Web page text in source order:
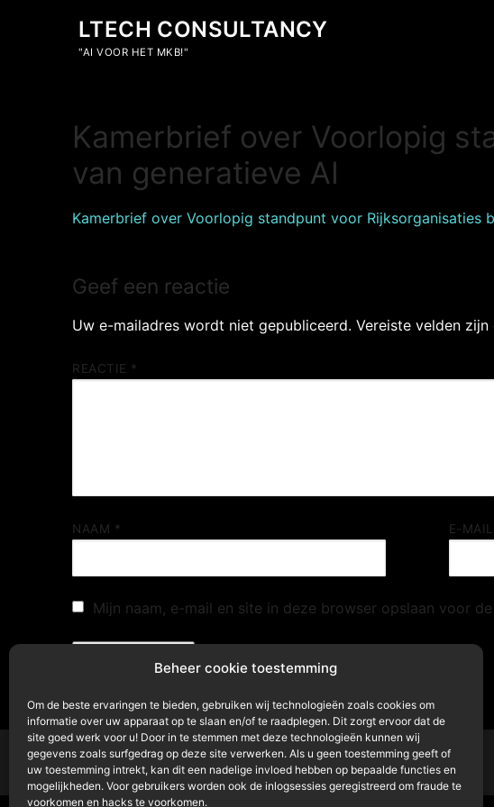
Beheer cookie toestemming
Om de beste ervaringen te bieden, gebruiken wij technologieën zoals cookies om
informatie over uw apparaat op te slaan en/of te raadplegen. Dit zorgt ervoor dat de
site goed werk voor u! Door in te stemmen met deze technologieën kunnen wij
gegevens zoals surfgedrag op deze site verwerken. Als u geen toestemming geeft of
uw toestemming intrekt, kan dit een nadelige invloed hebben op bepaalde functies en
mogelijkheden. Voor gebruikers worden ook de inlogsessies geregistreerd om fraude te
voorkomen en hacks te voorkomen.
LTECH CONSULTANCY
"AI VOOR HET MKB!"
Kamerbrief over Voorlopig
van generatieve AI
Kamerbrief over Voorlopig standpunt voor Rijksorganisaties
Geef een reactie
Uw e-mailadres wordt niet gepubliceerd. Vereiste velden
REACTIE *
NAAM * E-MAIL
Mijn naam, e-mail en site in deze browser opslaan voor